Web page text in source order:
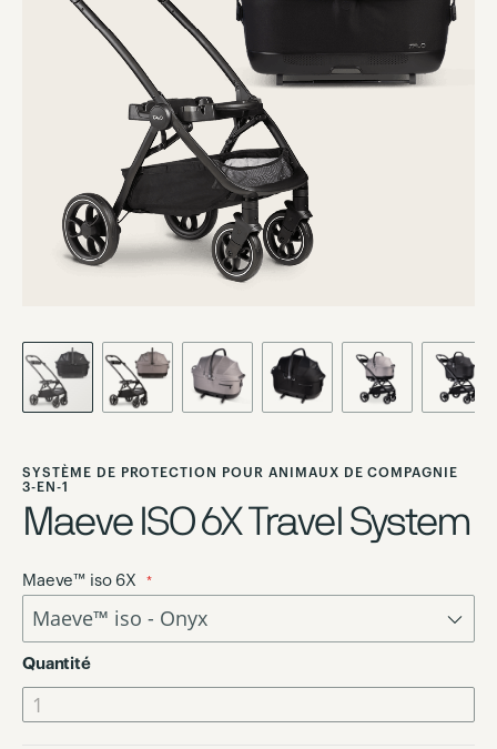
the
beginning
of
images
gallery
SYSTÈME DE PROTECTION POUR ANIMAUX DE COMPAGNIE
3-EN-1
Maeve ISO 6X Travel System
Maeve™ iso 6X
Quantité